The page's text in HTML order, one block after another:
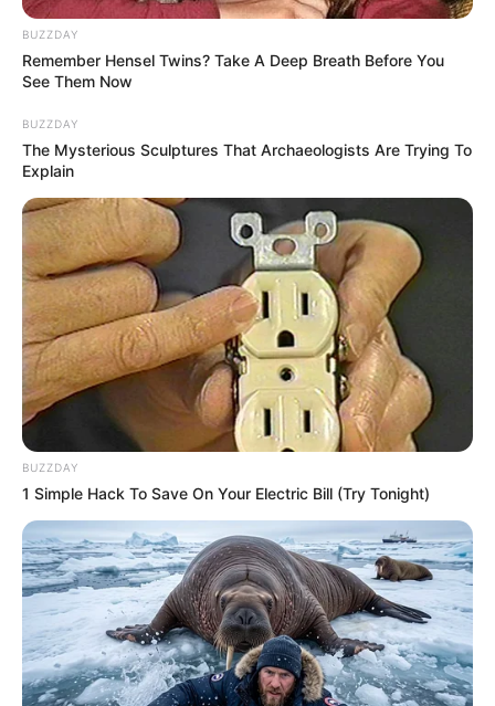
Arthrologist Begs To Stop Buying Knee Braces - Do
This Instead
Remember Albert? You Better Sit Down Before You
See Him Today
BUZZDAY
BUZZDAY
Remember Hensel Twins? Take A Deep Breath Before You
See Them Now
BUZZDAY
The Mysterious Sculptures That Archaeologists Are Trying To
Explain
BUZZDAY
1 Simple Hack To Save On Your Electric Bill (Try Tonight)